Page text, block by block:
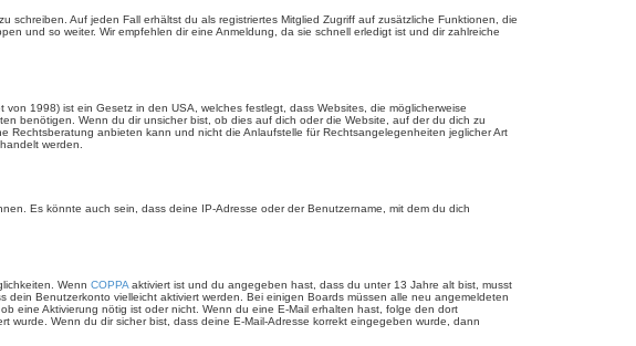
Auf jeden Fall erhältst du als registriertes Mitglied Zugriff auf zusätzliche Funktionen, die
und so weiter. Wir empfehlen dir eine Anmeldung, da sie schnell erledigt ist und dir zahlreiche
1998) ist ein Gesetz in den USA, welches festlegt, dass Websites, die möglicherweise
benötigen. Wenn du dir unsicher bist, ob dies auf dich oder die Website, auf der du dich zu
anbieten kann und nicht die Anlaufstelle für Rechtsangelegenheiten jeglicher Art
werden.
Es könnte auch sein, dass deine IP-Adresse oder der Benutzername, mit dem du dich
Wenn COPPA aktiviert ist und du angegeben hast, dass du unter 13 Jahre alt bist, musst
Benutzerkonto vielleicht aktiviert werden. Bei einigen Boards müssen alle neu angemeldeten
eine Aktivierung nötig ist oder nicht. Wenn du eine E-Mail erhalten hast, folge den dort
Wenn du dir sicher bist, dass deine E-Mail-Adresse korrekt eingegeben wurde, dann